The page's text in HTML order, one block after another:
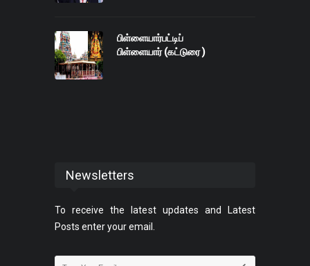
பிள்ளையார்பட்டிப்
பிள்ளையார் (கட்டுரை )
Newsletters
To receive the latest updates and Latest
Posts enter your email.